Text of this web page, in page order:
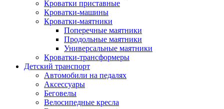
Кроватки приставные
Кроватки-машины
Кроватки-маятники
Поперечные маятники
Продольные маятники
Универсальные маятники
Кроватки-трансформеры
Детский транспорт
Автомобили на педалях
Аксессуары
Беговелы
Велосипедные кресла